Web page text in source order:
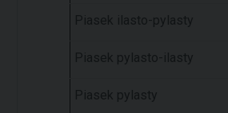
Piasek ilasto-pylasty
Piasek pylasto-ilasty
Piasek pylasty